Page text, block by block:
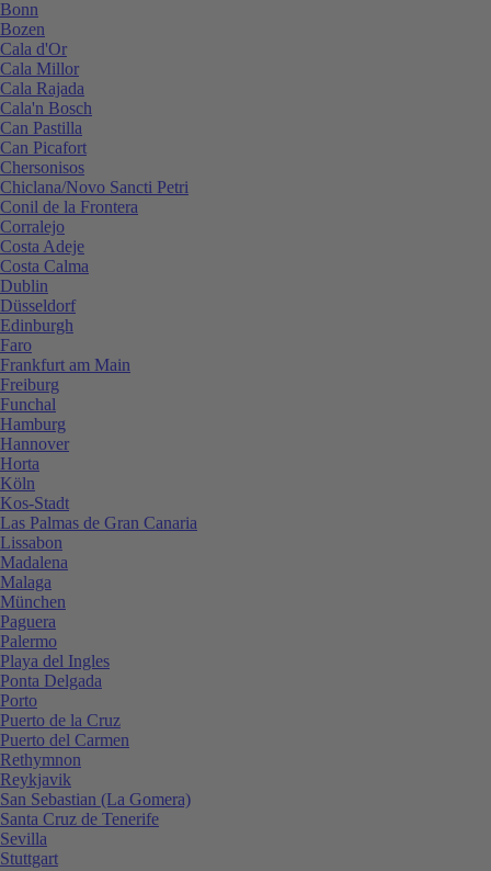
Bonn
Bozen
Cala d'Or
Cala Millor
Cala Rajada
Cala'n Bosch
Can Pastilla
Can Picafort
Chersonisos
Chiclana/Novo Sancti Petri
Conil de la Frontera
Corralejo
Costa Adeje
Costa Calma
Dublin
Düsseldorf
Edinburgh
Faro
Frankfurt am Main
Freiburg
Funchal
Hamburg
Hannover
Horta
Köln
Kos-Stadt
Las Palmas de Gran Canaria
Lissabon
Madalena
Malaga
München
Paguera
Palermo
Playa del Ingles
Ponta Delgada
Porto
Puerto de la Cruz
Puerto del Carmen
Rethymnon
Reykjavik
San Sebastian (La Gomera)
Santa Cruz de Tenerife
Sevilla
Stuttgart